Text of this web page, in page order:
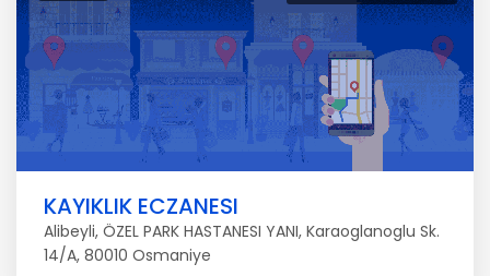
KAYIKLIK ECZANESI
Alibeyli, ÖZEL PARK HASTANESI YANI, Karaoglanoglu Sk.
14/A, 80010 Osmaniye